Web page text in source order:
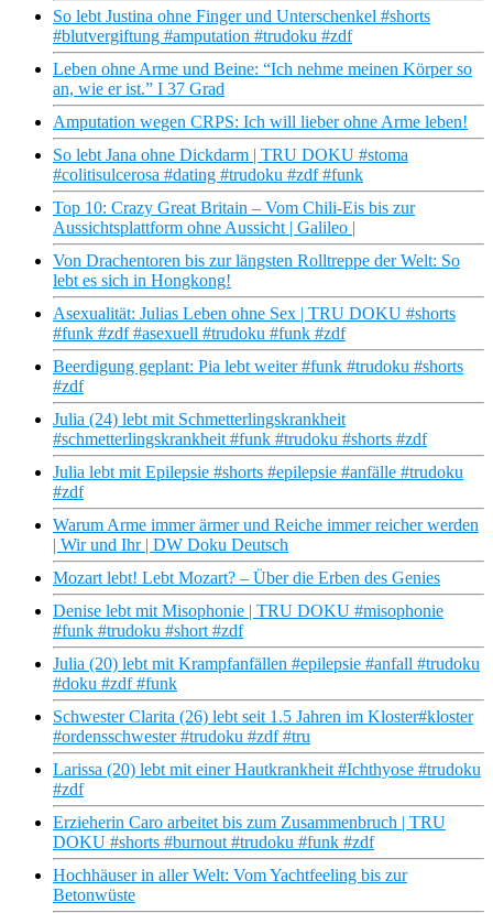
So lebt Justina ohne Finger und Unterschenkel #shorts
#blutvergiftung #amputation #trudoku #zdf
Leben ohne Arme und Beine: “Ich nehme meinen Körper so
an, wie er ist.” I 37 Grad
Amputation wegen CRPS: Ich will lieber ohne Arme leben!
So lebt Jana ohne Dickdarm | TRU DOKU #stoma
#colitisulcerosa #dating #trudoku #zdf #funk
Top 10: Crazy Great Britain – Vom Chili-Eis bis zur
Aussichtsplattform ohne Aussicht | Galileo |
Von Drachentoren bis zur längsten Rolltreppe der Welt: So
lebt es sich in Hongkong!
Asexualität: Julias Leben ohne Sex | TRU DOKU #shorts
#funk #zdf #asexuell #trudoku #funk #zdf
Beerdigung geplant: Pia lebt weiter #funk #trudoku #shorts
#zdf
Julia (24) lebt mit Schmetterlingskrankheit
#schmetterlingskrankheit #funk #trudoku #shorts #zdf
Julia lebt mit Epilepsie #shorts #epilepsie #anfälle #trudoku
#zdf
Warum Arme immer ärmer und Reiche immer reicher werden
| Wir und Ihr | DW Doku Deutsch
Mozart lebt! Lebt Mozart? – Über die Erben des Genies
Denise lebt mit Misophonie | TRU DOKU #misophonie
#funk #trudoku #short #zdf
Julia (20) lebt mit Krampfanfällen #epilepsie #anfall #trudoku
#doku #zdf #funk
Schwester Clarita (26) lebt seit 1.5 Jahren im Kloster#kloster
#ordensschwester #trudoku #zdf #tru
Larissa (20) lebt mit einer Hautkrankheit #Ichthyose #trudoku
#zdf
Erzieherin Caro arbeitet bis zum Zusammenbruch | TRU
DOKU #shorts #burnout #trudoku #funk #zdf
Hochhäuser in aller Welt: Vom Yachtfeeling bis zur
Betonwüste